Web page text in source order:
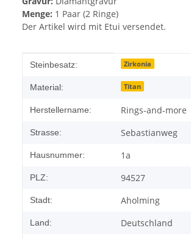
Menge: 1 Paar (2 Ringe)
Der Artikel wird mit Etui versendet.
Produkteigenschaft
Wert
Steinbesatz: Zirkonia
Material: Titan
Herstellername: Rings-and-more
Strasse: Sebastianweg
Hausnummer: 1a
PLZ: 94527
Stadt: Aholming
Land: Deutschland